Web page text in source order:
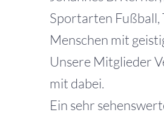
Sportarten Fußball,
Menschen mit
Unsere Mitglieder
mit dabei.
Ein sehr